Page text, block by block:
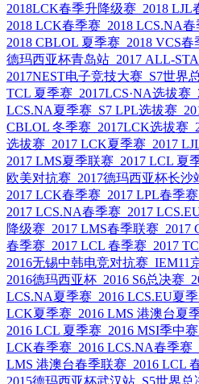
2018LCK春季升降级赛 2018 LJL
2018 LCK春季赛 2018 LCS.NA春
2018 CBLOL 夏季赛 2018 VCS春
德玛西亚杯青岛站 2017 ALL-
2017NEST电子竞技大赛 S7世界
TCL 夏季赛 2017LCS·NA选拔赛
LCS.NA夏季赛 S7 LPL选拔赛
CBLOL 冬季赛 2017LCK选拔赛
选拔赛 2017 LCK夏季赛 2017
2017 LMS夏季联赛 2017 LCL 夏
欧美对抗赛 2017德玛西亚杯长沙
2017 LCK春季赛 2017 LPL春季赛
2017 LCS.NA春季赛 2017
降级赛 2017 LMS春季联赛 2017
春季赛 2017 LCL 春季赛 2017
2016无锡中韩电竞对抗赛 IEM11
2016德玛西亚杯 2016 S6总决赛
LCS.NA夏季赛 2016 LCS.EU夏
LCK夏季赛 2016 LMS 港澳台夏
2016 LCL 夏季赛 2016 MSI季中赛
LCK春季赛 2016 LCS.NA春季赛
LMS 港澳台春季联赛 2016 LCL
2015德玛西亚杯武汉站 S5世界总